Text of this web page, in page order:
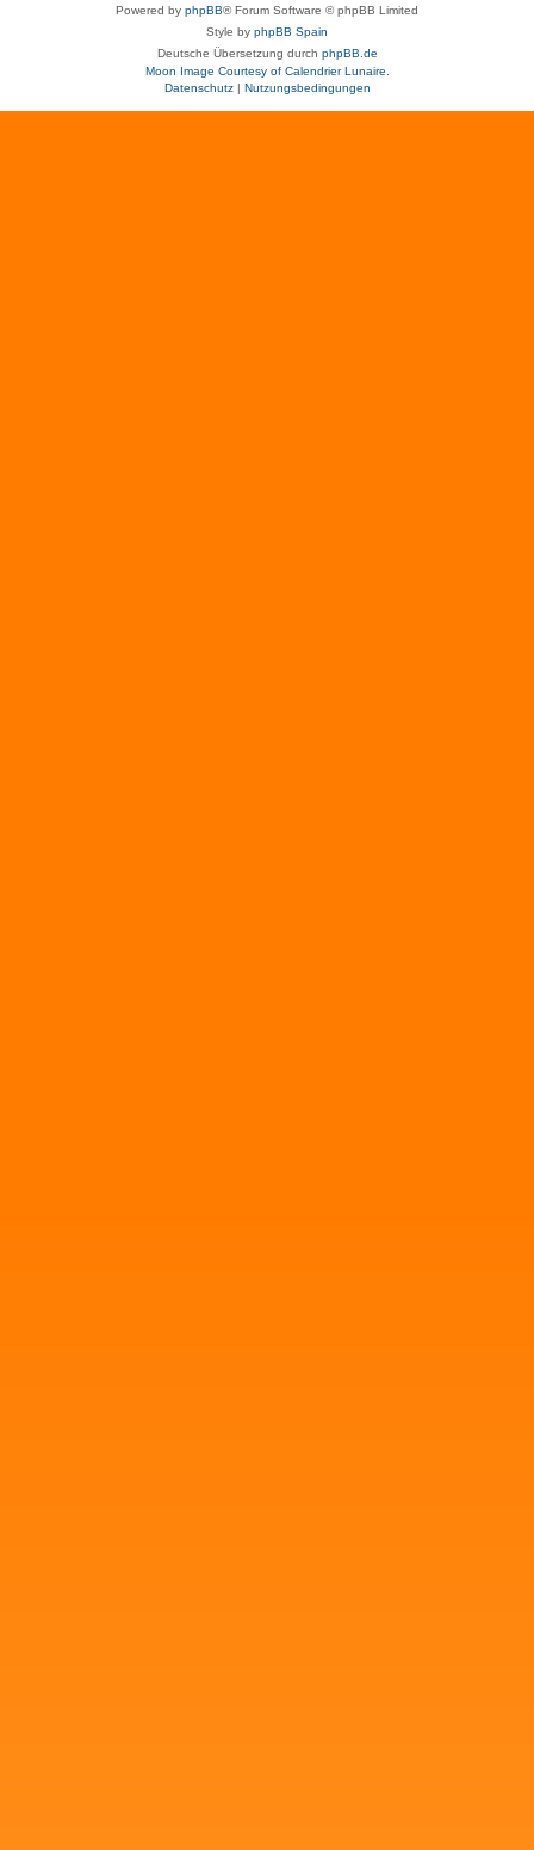
Powered by phpBB® Forum Software © phpBB Limited
Style by phpBB Spain
Deutsche Übersetzung durch phpBB.de
Moon Image Courtesy of Calendrier Lunaire.
Datenschutz| Nutzungsbedingungen